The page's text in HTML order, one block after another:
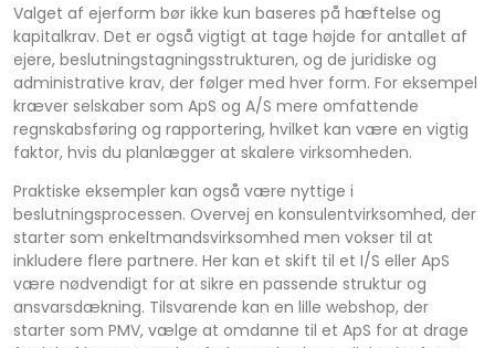
Valget af ejerform bør ikke kun baseres på hæftelse og
kapitalkrav. Det er også vigtigt at tage højde for antallet af
ejere, beslutningstagningsstrukturen, og de juridiske og
administrative krav, der følger med hver form. For eksempel
kræver selskaber som ApS og A/S mere omfattende
regnskabsføring og rapportering, hvilket kan være en vigtig
faktor, hvis du planlægger at skalere virksomheden.
Praktiske eksempler kan også være nyttige i
beslutningsprocessen. Overvej en konsulentvirksomhed, der
starter som enkeltmandsvirksomhed men vokser til at
inkludere flere partnere. Her kan et skift til et I/S eller ApS
være nødvendigt for at sikre en passende struktur og
ansvarsdækning. Tilsvarende kan en lille webshop, der
starter som PMV, vælge at omdanne til et ApS for at drage